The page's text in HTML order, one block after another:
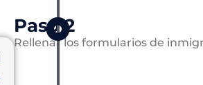
Paso 2
Rellenar los formularios de